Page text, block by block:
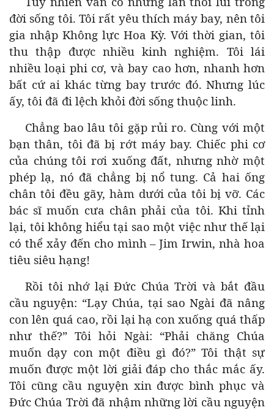
đời sống tôi. Tôi rất yêu thích máy bay, nên tôi
gia nhập Không lực Hoa Kỳ. Với thời gian, tôi
thu thập được nhiều kinh nghiệm. Tôi lái
nhiều loại phi cơ, và bay cao hơn, nhanh hơn
bất cứ ai khác từng bay trước đó. Nhưng lúc
ấy, tôi đã đi lệch khỏi đời sống thuộc linh.
Chẳng bao lâu tôi gặp rủi ro. Cùng với một
bạn thân, tôi đã bị rớt máy bay. Chiếc phi cơ
của chúng tôi rơi xuống đất, nhưng nhờ một
phép lạ, nó đã chẳng bị nổ tung. Cả hai ống
chân tôi đều gãy, hàm dưới của tôi bị vỡ. Các
bác sĩ muốn cưa chân phải của tôi. Khi tỉnh
lại, tôi không hiểu tại sao một việc như thế lại
có thể xảy đến cho mình – Jim Irwin, nhà hoa
tiêu siêu hạng!
Rồi tôi nhớ lại Đức Chúa Trời và bắt đầu
cầu nguyện: “Lạy Chúa, tại sao Ngài đã nâng
con lên quá cao, rồi lại hạ con xuống quá thấp
như thế?” Tôi hỏi Ngài: “Phải chăng Chúa
muốn dạy con một điều gì đó?” Tôi thật sự
muốn được một lời giải đáp cho thắc mắc ấy.
Tôi cũng cầu nguyện xin được bình phục và
Đức Chúa Trời đã nhậm những lời cầu nguyện